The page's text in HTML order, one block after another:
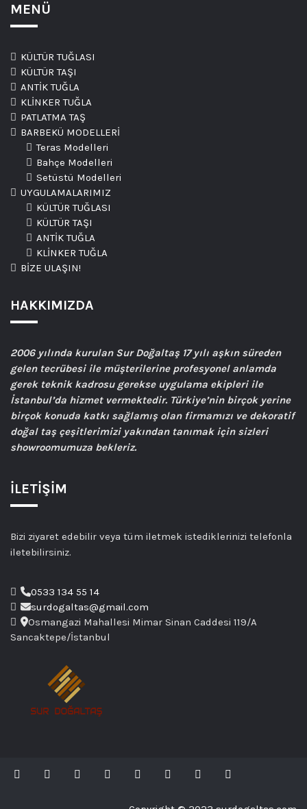
MENÜ
KÜLTÜR TUĞLASI
KÜLTÜR TAŞI
ANTİK TUĞLA
KLİNKER TUĞLA
PATLATMA TAŞ
BARBEKÜ MODELLERİ
Teras Modelleri
Bahçe Modelleri
Setüstü Modelleri
UYGULAMALARIMIZ
KÜLTÜR TUĞLASI
KÜLTÜR TAŞI
ANTİK TUĞLA
KLİNKER TUĞLA
BİZE ULAŞIN!
HAKKIMIZDA
2006yılında kurulan Sur Doğaltaş 17 yılı aşkın süreden
gelen tecrübesi ile müşterilerine profesyonel anlamda
gerek teknik kadrosu gerekse uygulama ekipleri ile
İstanbul’da hizmet vermektedir. Türkiye’nin birçok yerine
birçok konuda katkı sağlamış olan firmamızı ve dekoratif
doğal taş çeşitlerimizi yakından tanımak için sizleri
showroomumuza bekleriz.
İLETİŞİM
Bizi ziyaret edebilir veya tüm iletmek istediklerinizi telefonla
iletebilirsiniz.
0533 134 55 14
surdogaltas@gmail.com
Osmangazi Mahallesi Mimar Sinan Caddesi 119/A
Sancaktepe/İstanbul